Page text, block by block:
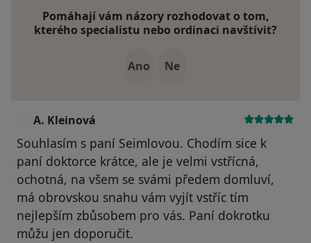
Pomáhají vám názory rozhodovat o tom,
kterého specialistu nebo ordinaci navštívit?
Ano Ne
A. Kleinová
Souhlasím s paní Seimlovou. Chodím sice k
paní doktorce krátce, ale je velmi vstřícná,
ochotná, na všem se svámi předem domluví,
má obrovskou snahu vám vyjít vstříc tím
nejlepším zbůsobem pro vás. Paní dokrotku
můžu jen doporučit.